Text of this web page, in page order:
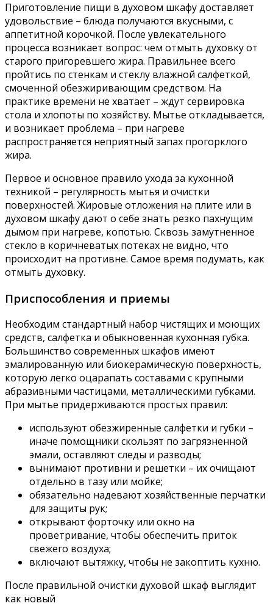
Приготовление пищи в духовом шкафу доставляет
удовольствие – блюда получаются вкусными, с
аппетитной корочкой. После увлекательного
процесса возникает вопрос: чем отмыть духовку от
старого пригоревшего жира. Правильнее всего
пройтись по стенкам и стеклу влажной салфеткой,
смоченной обезжиривающим средством. На
практике времени не хватает – ждут сервировка
стола и хлопоты по хозяйству. Мытье откладывается,
и возникает проблема – при нагреве
распространяется неприятный запах прогорклого
жира.
Первое и основное правило ухода за кухонной
техникой – регулярность мытья и очистки
поверхностей. Жировые отложения на плите или в
духовом шкафу дают о себе знать резко пахнущим
дымом при нагреве, копотью. Сквозь замутненное
стекло в коричневатых потеках не видно, что
происходит на противне. Самое время подумать, как
отмыть духовку.
Приспособления и приемы
Необходим стандартный набор чистящих и моющих
средств, салфетка и обыкновенная кухонная губка.
Большинство современных шкафов имеют
эмалированную или биокерамическую поверхность,
которую легко оцарапать составами с крупными
абразивными частицами, металлическими губками.
При мытье придерживаются простых правил:
используют обезжиренные салфетки и губки –
иначе помощники скользят по загрязненной
эмали, оставляют следы и разводы;
вынимают противни и решетки – их очищают
отдельно в тазу или мойке;
обязательно надевают хозяйственные перчатки
для защиты рук;
открывают форточку или окно на
проветривание, чтобы обеспечить приток
свежего воздуха;
включают вытяжку, чтобы не закоптить кухню.
После правильной очистки духовой шкаф выглядит
как новый